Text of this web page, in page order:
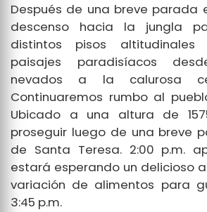
Después de una breve parada
descenso hacia la jungla
distintos pisos altitudinales
paisajes paradisíacos
nevados a la calurosa
Continuaremos rumbo al
Ubicado a una altura de
proseguir luego de una breve
de Santa Teresa. 2:00 p.m.
estará esperando un delicioso
variación de alimentos para
3:45 p.m.